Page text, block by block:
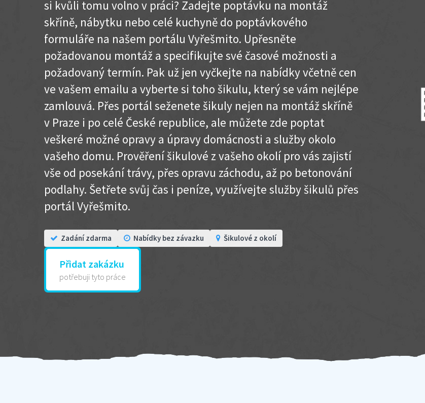
si kvůli tomu volno v práci? Zadejte poptávku na montáž
skříně, nábytku nebo celé kuchyně do poptávkového
formuláře na našem portálu Vyřešmito. Upřesněte
požadovanou montáž a specifikujte své časové možnosti a
požadovaný termín. Pak už jen vyčkejte na nabídky včetně cen
ve vašem emailu a vyberte si toho šikulu, který se vám nejlépe
zamlouvá. Přes portál seženete šikuly nejen na montáž skříně
v Praze i po celé České republice, ale můžete zde poptat
veškeré možné opravy a úpravy domácnosti a služby okolo
vašeho domu. Prověření šikulové z vašeho okolí pro vás zajistí
vše od posekání trávy, přes opravu záchodu, až po betonování
podlahy. Šetřete svůj čas i peníze, využívejte služby šikulů přes
portál Vyřešmito.
Zadání zdarma Nabídky bez závazku Šikulové z okolí
Přidat zakázku
potřebuji tyto práce